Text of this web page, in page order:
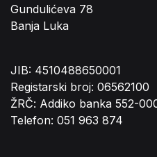
Gundulićeva 78
Banja Luka
JIB: 4510488650001
Registarski broj: 06562100
ŽRČ: Addiko banka 552-
Telefon: 051 963 874